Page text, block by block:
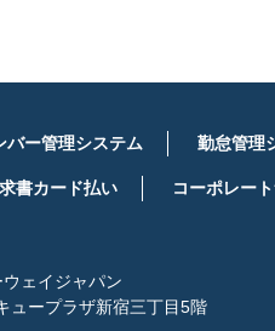
バー管理システム 勤怠管理
書カード払い コーポレー
ェイジャパン
ープラザ新宿三丁目5階